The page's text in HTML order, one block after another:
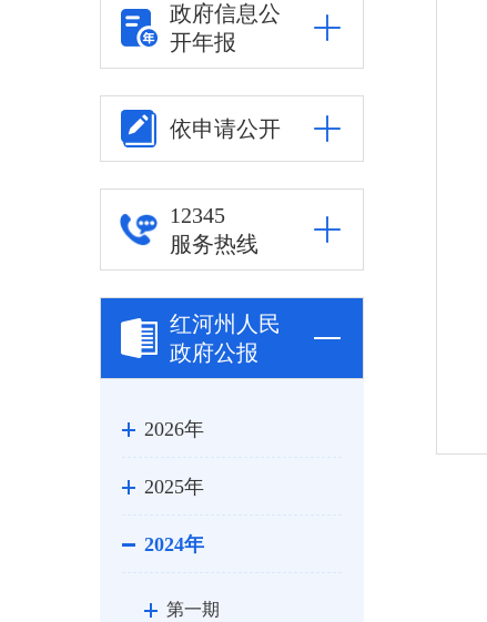
政府信息公
开年报
依申请公开
12345
服务热线
红河州人民
政府公报
2026年
2025年
2024年
第一期